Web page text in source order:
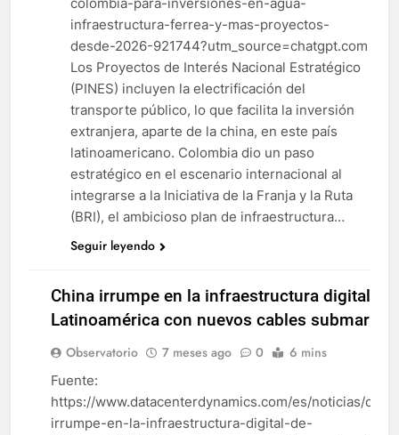
infraestructura-ferrea-y-mas-proyectos-
desde-2026-921744?utm_source=chatgpt.com
Los Proyectos de Interés Nacional Estratégico
(PINES) incluyen la electrificación del
transporte público, lo que facilita la inversión
extranjera, aparte de la china, en este país
latinoamericano. Colombia dio un paso
estratégico en el escenario internacional al
integrarse a la Iniciativa de la Franja y la Ruta
(BRI), el ambicioso plan de infraestructura…
Seguir leyendo
CHILE
INFRAESTRUCTURA
TECNOLOGÍA
China irrumpe en la infraestructura digital de
Latinoamérica con nuevos cables
Observatorio 7 meses ago 0 6 mins
Fuente:
https://www.datacenterdynamics.com/es/noticias/
irrumpe-en-la-infraestructura-digital-de-